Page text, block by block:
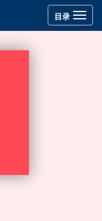
Toggle
navigation
目录